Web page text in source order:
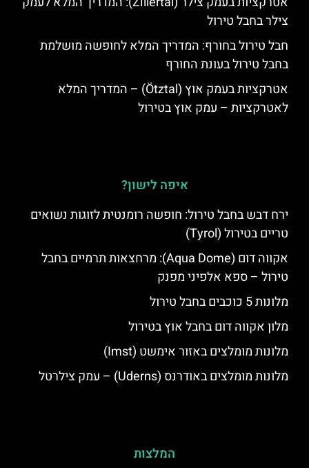
צילר בחבל טירול
חבל טירול בחורף: המדריך המלא לחופשה מושלמת
בחבל טירול בעונת החורף
אטרקציות בעמק אוץ (Ötztal) – המדריך המלא
לאטרקציות – עמק אוץ בטירול
איפה לישון?
ירח דבש בחבל טירול: חופשה רומנטית לזוגות נשואים
טריים בטירול (Tyrol)
אקווה דום (Aqua Dome): מרחצאות תרמיים בחבל
טירול – ספא אלפיני מפנק
מלונות 5 כוכבים בחבל טירול
מלון אקווה דום בחבל אוץ בטירול
מלונות מומלצים באזור אימשט (Imst)
מלונות מומלצים באודרנס (Uderns) – עמק צילרטל
המלצות